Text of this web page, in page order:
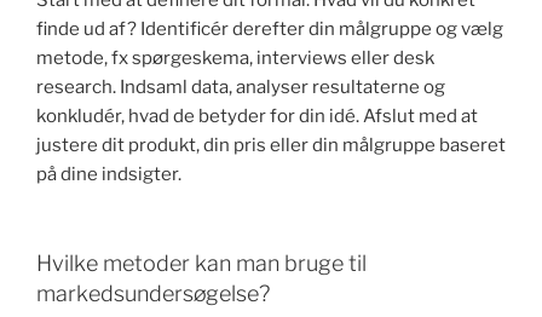
finde ud af? Identificér derefter din målgruppe og vælg
metode, fx spørgeskema, interviews eller desk
research. Indsaml data, analyser resultaterne og
konkludér, hvad de betyder for din idé. Afslut med at
justere dit produkt, din pris eller din målgruppe baseret
på dine indsigter.
Hvilke metoder kan man bruge til
markedsundersøgelse?